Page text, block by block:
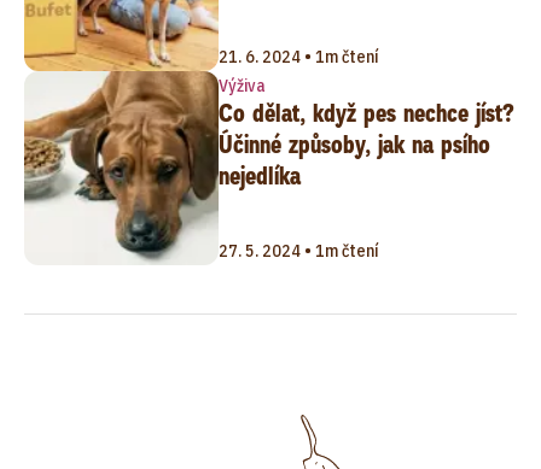
21. 6. 2024 • 1m čtení
Výživa
Co dělat, když pes nechce jíst?
Účinné způsoby, jak na psího
nejedlíka
27. 5. 2024 • 1m čtení